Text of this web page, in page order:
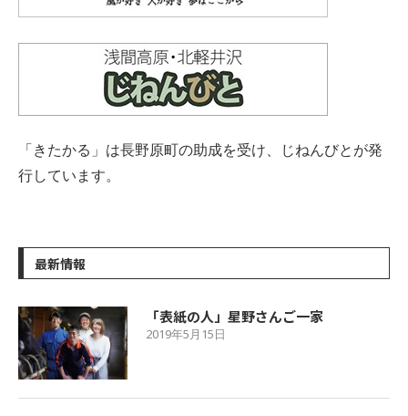
「きたかる」は長野原町の助成を受け、じねんびとが発
行しています。
最新情報
「表紙の人」星野さんご一家
2019年5月15日